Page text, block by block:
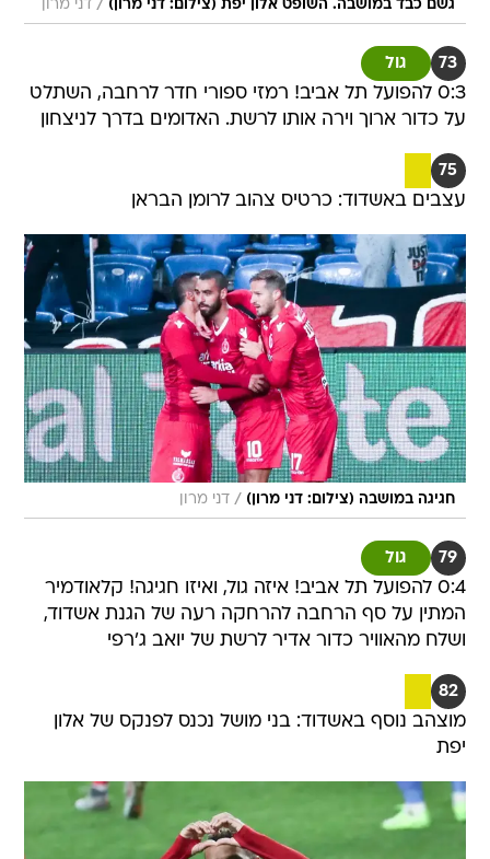
גשם כבד במושבה. השופט אלון יפת (צילום: דני מרון) / דני מרון
73 גול
0:3 להפועל תל אביב! רמזי ספורי חדר לרחבה, השתלט
על כדור ארוך וירה אותו לרשת. האדומים בדרך לניצחון
75
עצבים באשדוד: כרטיס צהוב לרומן הבראן
חגיגה במושבה (צילום: דני מרון) / דני מרון
79 גול
0:4 להפועל תל אביב! איזה גול, ואיזו חגיגה! קלאודמיר
המתין על סף הרחבה להרחקה רעה של הגנת אשדוד,
ושלח מהאוויר כדור אדיר לרשת של יואב ג'רפי
82
מוצהב נוסף באשדוד: בני מושל נכנס לפנקס של אלון
יפת